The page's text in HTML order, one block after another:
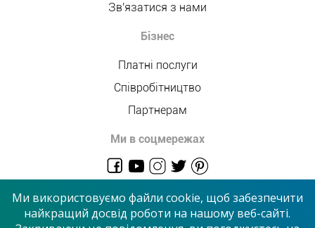
Зв'язатися з нами
Бізнес
Платні послуги
Співробітництво
Партнерам
Ми в соцмережах
Ми використовуємо файли cookie, щоб забезпечити
найкращий досвід роботи на нашому веб-сайті.